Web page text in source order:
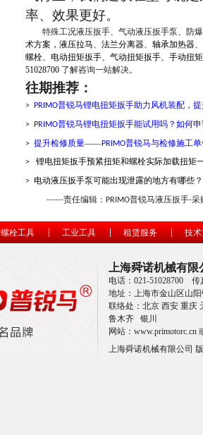
率、效果更好。
特殊工况液压扳手、气动液压扳手泵、防
术方案， 液压拉马、 法兰分离器、 轴承加热器、
螺栓、电动扭矩扳手、气动扭矩扳手、手动扭
51028700 了解咨询一站解决。
往期推荐 ：
> PRIMO普锐马锂电扭矩扳手助力风机装配，
> PRIMO普锐马锂电扭矩扳手能试用吗？如何
> 提升检修质量——PRIMO普锐马与检修施工
> 锂电扭矩扳手预紧扭矩和螺栓实际加载扭矩
> 电动液压扳手泵可能出现泄露的地方有哪些？
------责任编辑： PRIMO普锐马液压扳手-采
螺栓工具 工业工具 租赁服务 技
上海舜诺机械有限
电话：021-51028700
地址：上海市金山区山
联络处：北京 西安 重庆
鲁木齐 银川
网站： www.primotorc.cn
上海舜诺机械有限公司